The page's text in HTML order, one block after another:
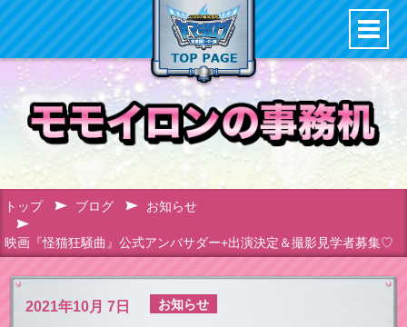
トップ ブログ お知らせ
映画『怪猫狂騒曲』公式アンバサダー+出演決定＆撮影見学者募集♡
2021年10月 7日 お知らせ